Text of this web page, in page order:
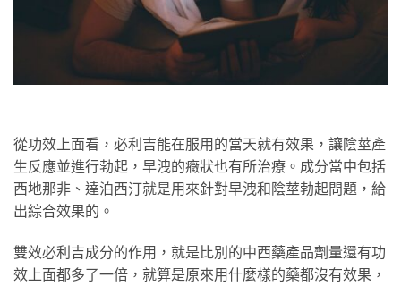
從功效上面看，必利吉能在服用的當天就有效果，讓陰莖產
生反應並進行勃起，早洩的癥狀也有所治療。成分當中包括
西地那非、達泊西汀就是用來針對早洩和陰莖勃起問題，給
出綜合效果的。
雙效必利吉成分的作用，就是比別的中西藥產品劑量還有功
效上面都多了一倍，就算是原來用什麼樣的藥都沒有效果，